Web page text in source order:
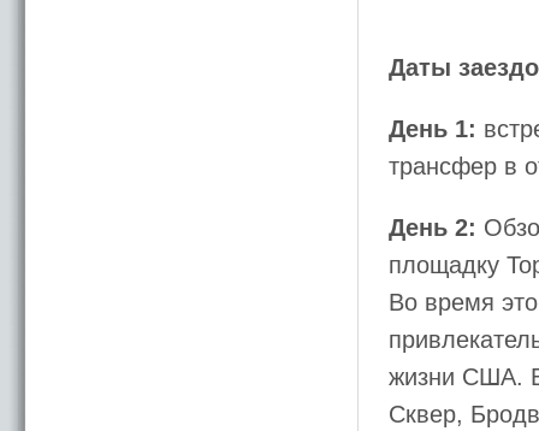
Даты
День 1:
трансфер в
День 2:
площадку
Во время
жизни США.
Сквер,